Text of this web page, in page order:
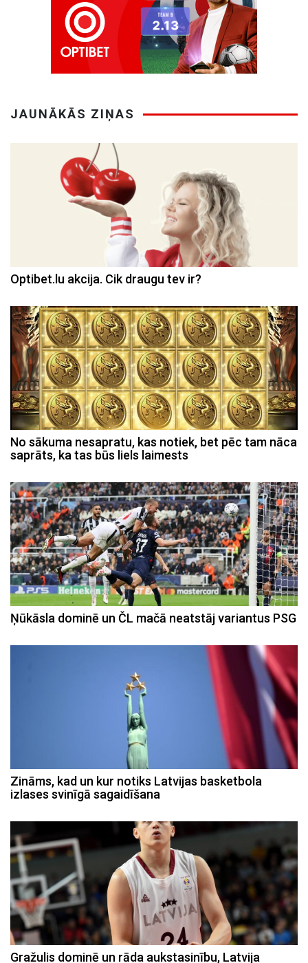
JAUNĀKĀS ZIŅAS
Optibet.lu akcija. Cik draugu tev ir?
No sākuma nesapratu, kas notiek, bet pēc tam nāca
saprāts, ka tas būs liels laimests
Ņūkāsla dominē un ČL mačā neatstāj variantus PSG
Zināms, kad un kur notiks Latvijas basketbola
izlases svinīgā sagaidīšana
Gražulis dominē un rāda aukstasinību, Latvija